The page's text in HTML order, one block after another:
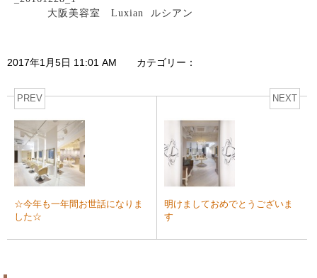
大阪美容室 Luxian ルシアン
2017年1月5日 11:01 AM カテゴリー：
PREV
☆今年も一年間お世話になりま
した☆
NEXT
明けましておめでとうございま
す